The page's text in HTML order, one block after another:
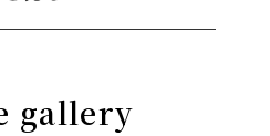
gallery